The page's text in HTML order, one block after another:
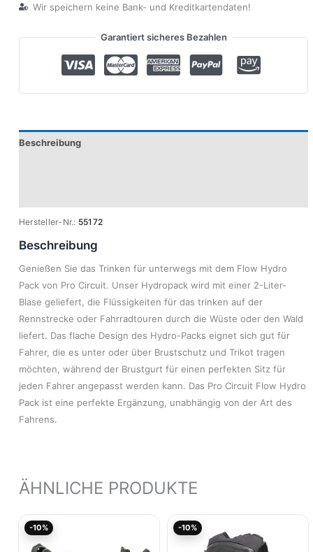
Wir speichern keine Bank- und Kreditkartendaten!
Garantiert sicheres Bezahlen
Beschreibung
Hersteller-Nr.: 55172
Beschreibung
Genießen Sie das Trinken für unterwegs mit dem Flow Hydro
Pack von Pro Circuit. Unser Hydropack wird mit einer 2-Liter-
Blase geliefert, die Flüssigkeiten für das trinken auf der
Rennstrecke oder Fahrradtouren durch die Wüste oder den Wald
liefert. Das flache Design des Hydro-Packs eignet sich gut für
Fahrer, die es unter oder über Brustschutz und Trikot tragen
möchten, während der Brustgurt für einen perfekten Sitz für
jeden Fahrer angepasst werden kann. Das Pro Circuit Flow Hydro
Pack ist eine perfekte Ergänzung, unabhängig von der Art des
Fahrens.
ÄHNLICHE PRODUKTE
-10%
Aktueller
-10%
Preis
war: